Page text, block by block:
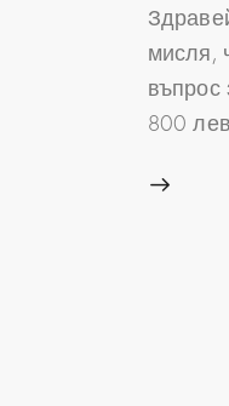
мисля,
въпрос
800